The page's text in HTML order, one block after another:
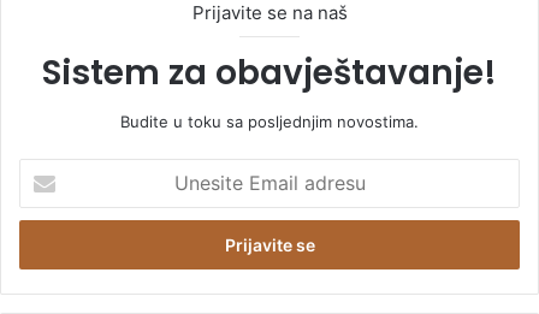
Prijavite se na naš
Sistem za obavještavanje!
Budite u toku sa posljednjim novostima.
e
i
t